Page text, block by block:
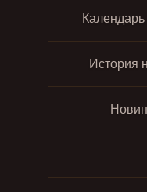
История